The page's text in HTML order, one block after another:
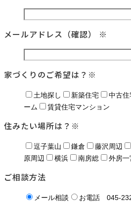
メールアドレス（確認） ※
家づくりのご希望は？ ※
土地探し 新築住宅 中古住
ーム
賃貸住宅マンション
住みたい場所は？ ※
逗子葉山 鎌倉 藤沢周辺
原周辺
横浜 南房総 外房一
ご相談方法
メール相談 お電話 045-